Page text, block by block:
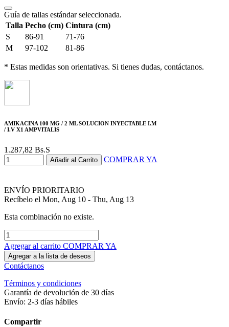
Guía de tallas estándar seleccionada.
Talla Pecho (cm) Cintura (cm)
S
86-91
71-76
M
97-102 81-86
* Estas medidas son orientativas. Si tienes dudas, contáctanos.
AMIKACINA 100 MG / 2 ML SOLUCION INYECTABLE I.M
/ I.V X1 AMPVITALIS
1.287,82 Bs.S
Añadir al Carrito COMPRAR YA
ENVÍO PRIORITARIO
Recíbelo el Mon, Aug 10 - Thu, Aug 13
Esta combinación no existe.
Agregar al carrito COMPRAR YA
Agregar a la lista de deseos
Contáctanos
Términos y condiciones
Garantía de devolución de 30 días
Envío: 2-3 días hábiles
Compartir